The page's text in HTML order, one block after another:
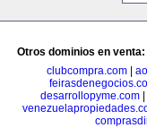
Otros dominios en venta:
clubcompra.com
desarrollopyme.com|